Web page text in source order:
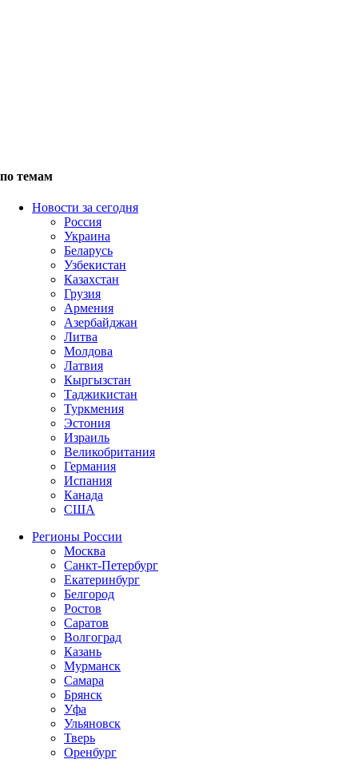
по темам
Новости за сегодня
Россия
Украина
Беларусь
Узбекистан
Казахстан
Грузия
Армения
Азербайджан
Литва
Молдова
Латвия
Кыргызстан
Таджикистан
Туркмения
Эстония
Израиль
Великобритания
Германия
Испания
Канада
США
Регионы России
Москва
Санкт-Петербург
Екатеринбург
Белгород
Ростов
Саратов
Волгоград
Казань
Мурманск
Самара
Брянск
Уфа
Ульяновск
Тверь
Оренбург